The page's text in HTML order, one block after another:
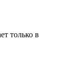
только в